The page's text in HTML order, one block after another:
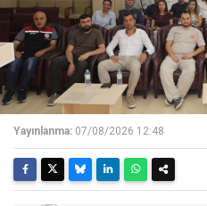
Yayınlanma: 07/08/2026 12:48